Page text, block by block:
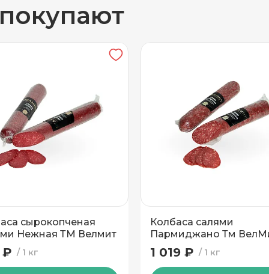
сырокопченая
Нежная ТМ Велмит
1 кг
₽
Колбаса салями
Пармиджано Тм
500г
1 кг
1 019 ₽